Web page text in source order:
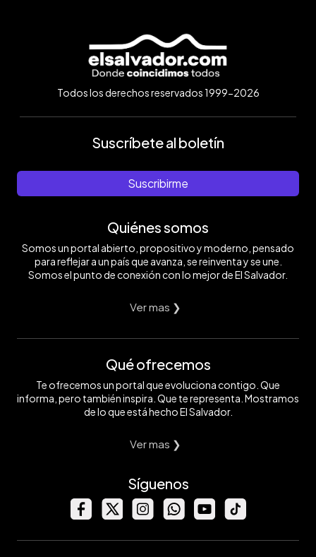
Todos los derechos reservados 1999-2026
Suscríbete al boletín
Suscribirme
Quiénes somos
Somos un portal abierto, propositivo y moderno, pensado
para reflejar a un país que avanza, se reinventa y se une.
Somos el punto de conexión con lo mejor de El Salvador.
Ver mas ❯
Qué ofrecemos
Te ofrecemos un portal que evoluciona contigo. Que
informa, pero también inspira. Que te representa. Mostramos
de lo que está hecho El Salvador.
Ver mas ❯
Síguenos